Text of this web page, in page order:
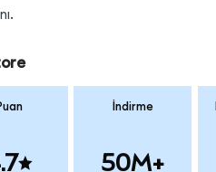
İndirme
50M+